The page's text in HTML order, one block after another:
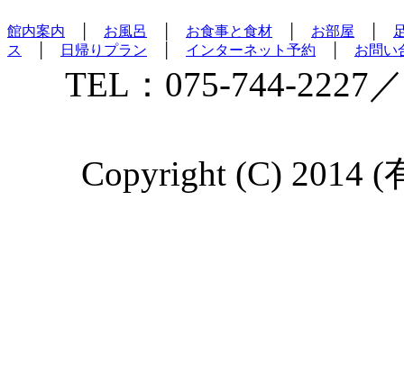
館内案内 お風呂 お食事と食材 お部屋
ス
日帰りプラン インターネット予約 お問い
TEL：075-744-2227
Copyright (C) 2014 (